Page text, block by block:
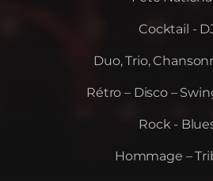
Cocktail -
Duo, Trio,
Rétro – Disco –
Rock -
Hommage –